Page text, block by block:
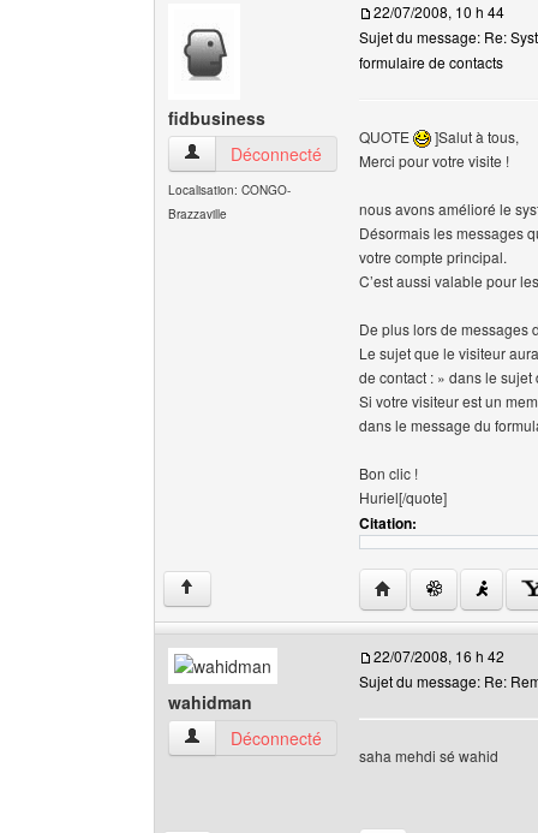
fidbusiness
fidbusiness Voir le profil de l'utilisateur
Déconnecté
Localisation: CONGO-
Brazzaville
22/07/2008, 10 h 44
Sujet du message: Re:
formulaire de contacts
QUOTE
]Salut à tous,
Merci pour votre visite !
nous avons amélioré le
Désormais les messages
votre compte principal.
C’est aussi valable pour
De plus lors de messages
Le sujet que le visiteur
de contact : » dans le sujet
Si votre visiteur est un
dans le message du
Bon clic !
Huriel[/quote]
Citation:
↑ Visiter le site web
wahidman
wahidman Voir le profil de l'utilisateur
Déconnecté
22/07/2008, 16 h 42
Sujet du message: Re:
saha mehdi sé wahid